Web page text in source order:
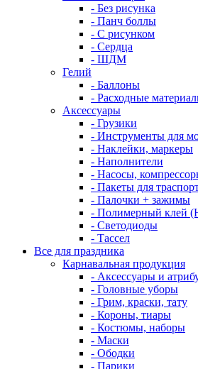
- Без рисунка
- Панч боллы
- С рисунком
- Сердца
- ШДМ
Гелий
- Баллоны
- Расходные
Аксессуары
- Грузики
- Инструменты для
- Наклейки, маркеры
- Наполнители
- Насосы,
- Пакеты для
- Палочки + зажимы
- Полимерный клей
- Светодиоды
- Тассел
Все для праздника
Карнавальная продукция
- Аксессуары и
- Головные уборы
- Грим, краски, тату
- Короны, тиары
- Костюмы, наборы
- Маски
- Ободки
- Парики